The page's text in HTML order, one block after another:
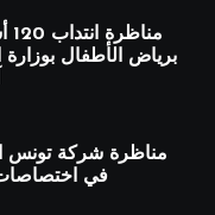
برياض الأطفال بوزارة
في اختصاصات